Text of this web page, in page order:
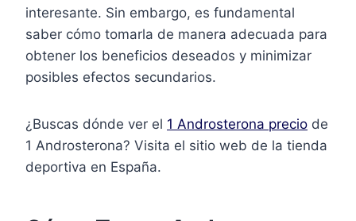
interesante. Sin embargo, es fundamental
saber cómo tomarla de manera adecuada para
obtener los beneficios deseados y minimizar
posibles efectos secundarios.
¿Buscas dónde ver el 1 Androsterona precio de
1 Androsterona? Visita el sitio web de la tienda
deportiva en España.